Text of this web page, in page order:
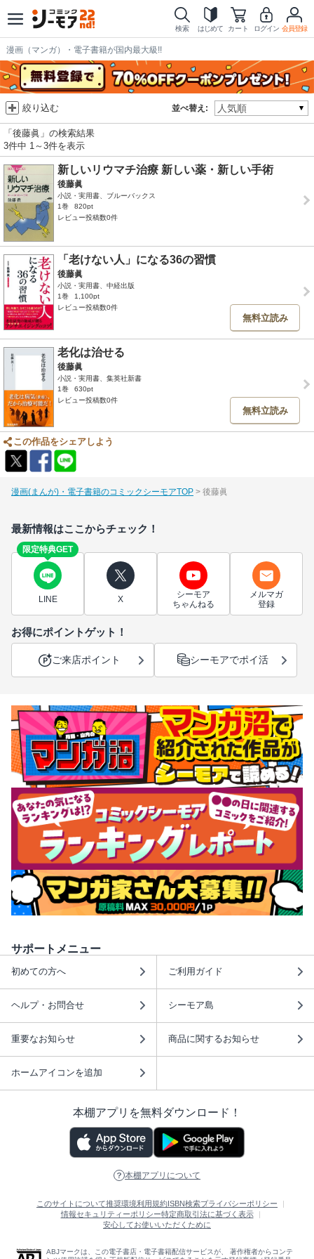
検索 はじめて カート ログイン 会員登録
漫画（マンガ）・電子書籍が国内最大級!!
並べ替え:
絞り込む
「後藤眞」の検索結果
3件中 1～3件を表示
新しいリウマチ治療 新しい薬・新しい手術
後藤眞
小説・実用書、ブルーバックス
1巻
820pt
レビュー投稿数0件
「老けない人」になる36の習慣
後藤眞
小説・実用書、中経出版
1巻
1,100pt
レビュー投稿数0件
無料立読み
老化は治せる
後藤眞
小説・実用書、集英社新書
1巻
630pt
レビュー投稿数0件
無料立読み
この作品をシェアしよう
漫画(まんが)・電子書籍のコミックシーモアTOP 後藤眞
最新情報はここからチェック！
限定特典GET
LINE X
シーモア
ちゃんねる
メルマガ
登録
お得にポイントゲット！
ご来店ポイント シーモアでポイ活
サポートメニュー
初めての方へ ご利用ガイド
ヘルプ・お問合せ シーモア島
重要なお知らせ 商品に関するお知らせ
ホームアイコンを追加
本棚アプリを無料ダウンロード！
本棚アプリについて
このサイトについて推奨環境利用規約ISBN検索プライバシーポリシー
情報セキュリティーポリシー特定商取引法に基づく表示
安心してお使いいただくために
ABJマークは、この電子書店・電子書籍配信サービスが、 著作権者からコンテ